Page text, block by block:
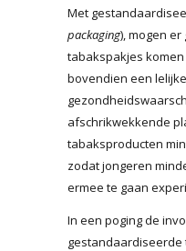
Met
packaging), mogen
tabakspakjes
bovendien een
afschrikwekkende
tabaksproducten
zodat jongeren
ermee te gaan
In een poging de